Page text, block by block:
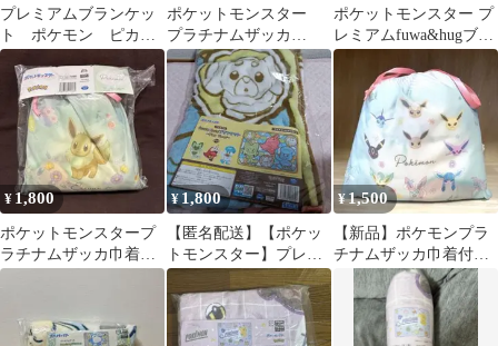
プレミアムブランケッ
ト ポケモン ピカチ
ュウ ヒメグマ
ポケットモンスター
プラチナムザッカ
fuwa&hug トートバッ
グ ピカチュウ
ポケットモンスター プ
レミアムfuwa&hugブラ
ンケット
¥ 1,800
ポケットモンスタープ
ラチナムザッカ巾着付
ブランケットVer.1.5
¥ 1,800
【匿名配送】【ポケッ
トモンスター】プレミ
アムfuwa＆hugブランケ
ット
¥1,500
【新品】ポケモンプラ
チナムザッカ巾着付き
ブランケット